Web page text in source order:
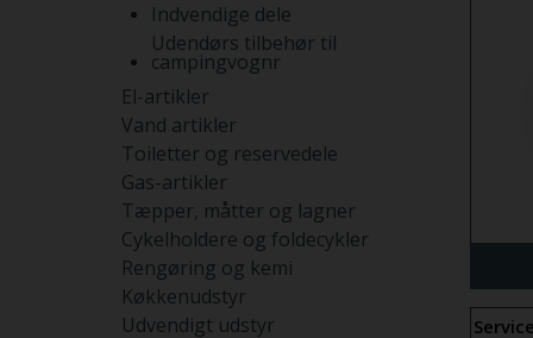
Indvendige dele
Udendørs tilbehør til
campingvognr
El-artikler
Vand artikler
Toiletter og reservedele
Gas-artikler
Tæpper, måtter og lagner
Cykelholdere og foldecykler
Rengøring og kemi
Køkkenudstyr
Udvendigt udstyr